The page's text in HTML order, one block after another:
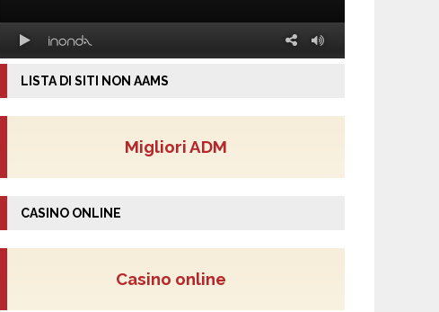
LISTA DI SITI NON AAMS
Migliori ADM
CASINO ONLINE
Casino online